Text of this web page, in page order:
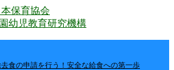
保育協会
幼児教育研究機構
食の申請を行う！安全な給食への第一歩